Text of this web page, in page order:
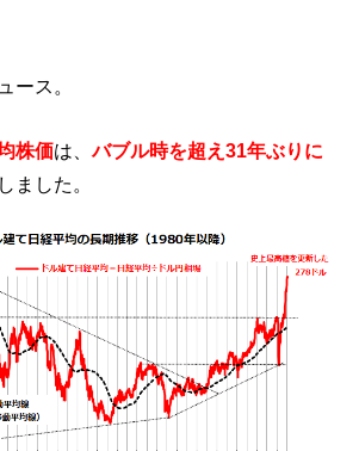
ース。
株価は、バブル時を超え31年ぶりに
しました。